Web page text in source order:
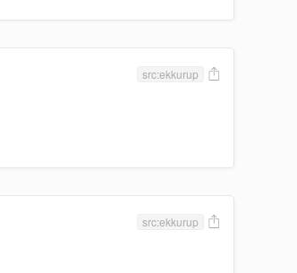
src:ekkurup
src:ekkurup